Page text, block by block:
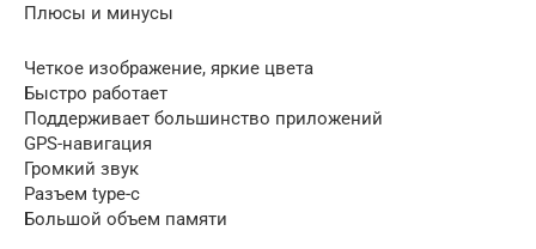
Плюсы и минусы
Четкое изображение, яркие цвета
Быстро работает
Поддерживает большинство приложений
GPS-навигация
Громкий звук
Разъем type-c
Большой объем памяти